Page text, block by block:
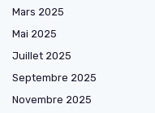
Mars 2025
Mai 2025
Juillet 2025
Septembre 2025
Novembre 2025